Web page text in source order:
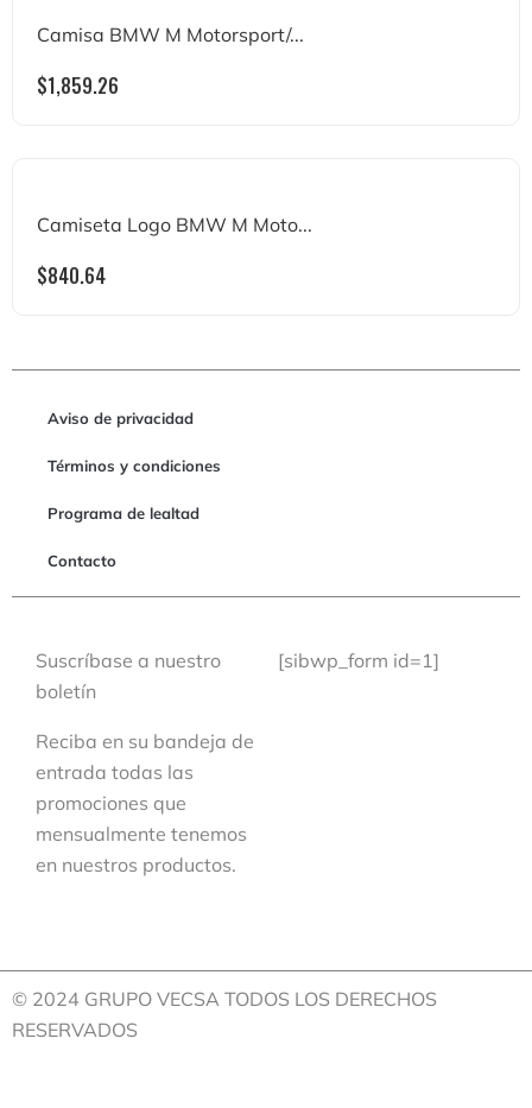
Camisa BMW M Motorsport/...
$1,859.26
Camiseta Logo BMW M Moto...
$840.64
Aviso de privacidad
Términos y condiciones
Programa de lealtad
Contacto
Suscríbase a nuestro
boletín
Reciba en su bandeja de
entrada todas las
promociones que
mensualmente tenemos
en nuestros productos.
[sibwp_form id=1]
© 2024 GRUPO VECSA TODOS LOS DERECHOS
RESERVADOS